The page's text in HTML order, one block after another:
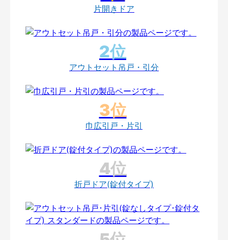
片開きドア
アウトセット吊戸・引分
巾広引戸・片引
折戸ドア(錠付タイプ)